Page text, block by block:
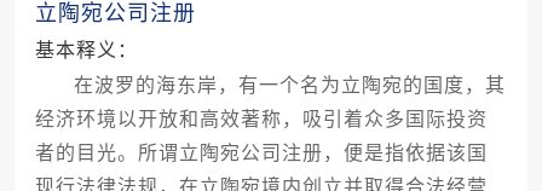
立陶宛公司注册
基本释义：
在波罗的海东岸，有一个名为立陶宛的国度，其
经济环境以开放和高效著称，吸引着众多国际投资
者的目光。所谓立陶宛公司注册，便是指依据该国
现行法律法规，在立陶宛境内创立并取得合法经营